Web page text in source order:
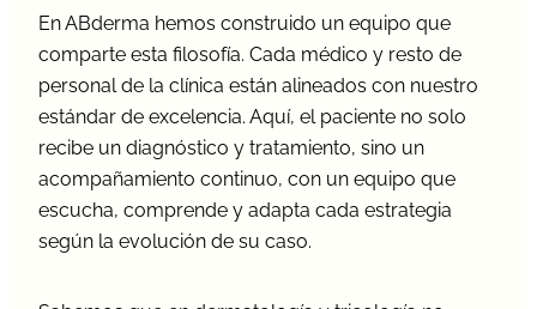
En ABderma hemos construido un equipo que
comparte esta filosofía. Cada médico y resto de
personal de la clínica están alineados con nuestro
estándar de excelencia. Aquí, el paciente no solo
recibe un diagnóstico y tratamiento, sino un
acompañamiento continuo, con un equipo que
escucha, comprende y adapta cada estrategia
según la evolución de su caso.